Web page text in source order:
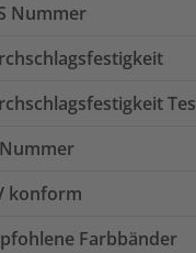
Nummer
Nummer
konform
Farbbänder